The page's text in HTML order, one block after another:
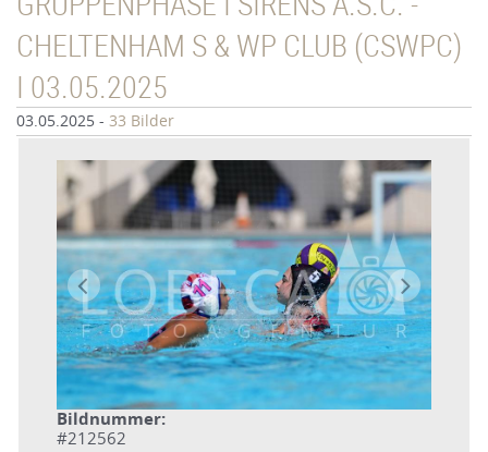
CHELTENHAM S & WP CLUB (CSWPC)
I 03.05.2025
03.05.2025 - 33 Bilder
Bildnummer:
#212562